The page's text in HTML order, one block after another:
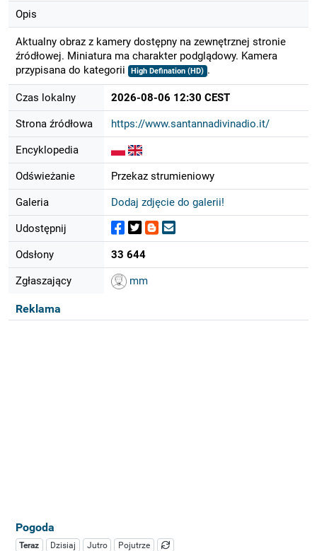
Opis
Aktualny obraz z kamery dostępny na zewnętrznej stronie
źródłowej. Miniatura ma charakter podglądowy. Kamera
przypisana do kategorii
High Defination (HD) .
Czas lokalny 2026-08-06 12:30 CEST
Strona źródłowa https://www.santannadivinadio.it/
Encyklopedia
Odświeżanie Przekaz strumieniowy
Galeria Dodaj zdjęcie do galerii!
Udostępnij
Odsłony 33 644
Zgłaszający mm
Reklama
Pogoda
Teraz Dzisiaj Jutro Pojutrze